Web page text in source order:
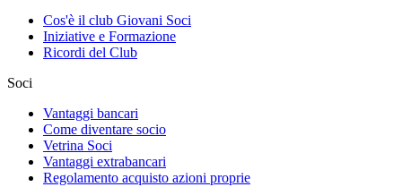
Cos'è il club Giovani Soci
Iniziative e Formazione
Ricordi del Club
Soci
Vantaggi bancari
Come diventare socio
Vetrina Soci
Vantaggi extrabancari
Regolamento acquisto azioni proprie